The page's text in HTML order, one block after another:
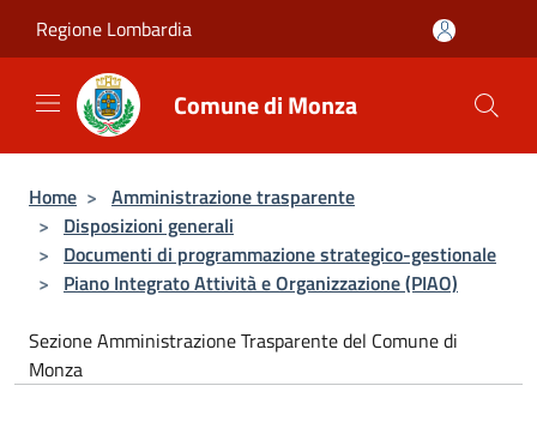
Regione Lombardia
Comune di Monza
Home > Amministrazione trasparente
> Disposizioni generali
> Documenti di programmazione strategico-gestionale
> Piano Integrato Attività e Organizzazione (PIAO)
Sezione Amministrazione Trasparente del Comune di
Monza